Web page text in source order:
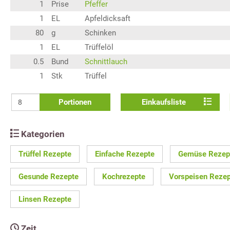
1
Prise
Pfeffer
1
EL
Apfeldicksaft
80
g
Schinken
1
EL
Trüffelöl
0.5
Bund
Schnittlauch
1
Stk Trüffel
Portionen Einkaufsliste
Kategorien
Trüffel Rezepte Einfache Rezepte Gemüse
Gesunde Rezepte Kochrezepte Vorspeisen
Linsen Rezepte